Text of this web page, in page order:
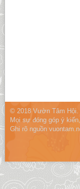
© 2018 Vườn Tâm
Mọi sự đóng góp ý
Ghi rõ nguồn